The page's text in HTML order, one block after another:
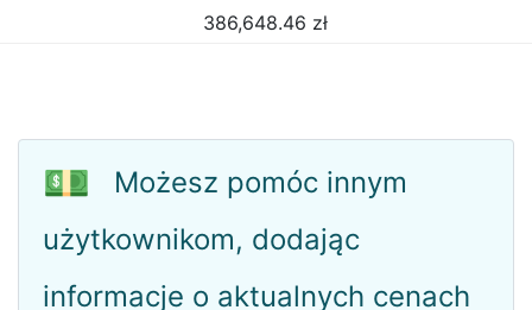
386,648.46 zł
💵
Możesz pomóc innym
użytkownikom, dodając
informacje o aktualnych cenach